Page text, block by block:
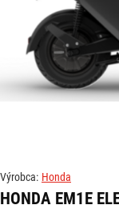
Výrobca: Honda
HONDA EM1E